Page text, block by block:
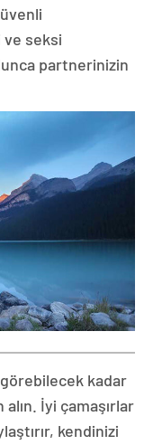
seksi
partnerinizin
görebilecek kadar
İyi çamaşırlar
kendinizi